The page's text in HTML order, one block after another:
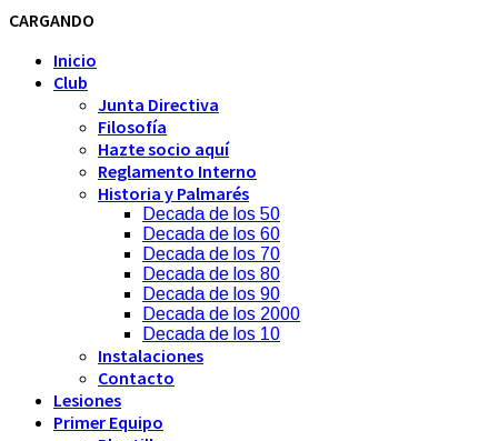
CARGANDO
Inicio
Club
Junta Directiva
Filosofía
Hazte socio aquí
Reglamento Interno
Historia y Palmarés
Decada de los 50
Decada de los 60
Decada de los 70
Decada de los 80
Decada de los 90
Decada de los 2000
Decada de los 10
Instalaciones
Contacto
Lesiones
Primer Equipo